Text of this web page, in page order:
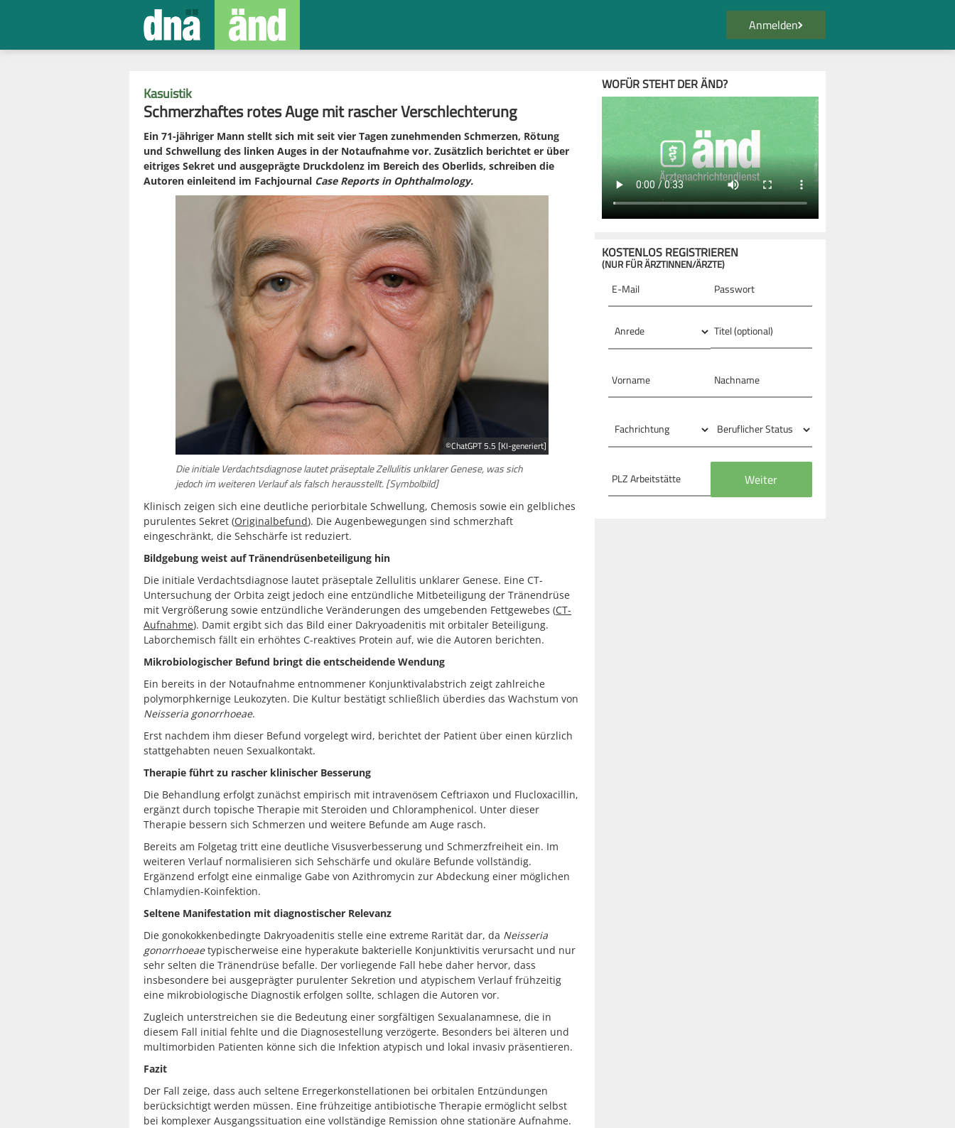
Anmelden
Kasuistik
Schmerzhaftes rotes Auge mit rascher Verschlechterung
Ein 71-jähriger Mann stellt sich mit seit vier Tagen zunehmenden Schmerzen, Rötung
und Schwellung des linken Auges in der Notaufnahme vor. Zusätzlich berichtet er über
eitriges Sekret und ausgeprägte Druckdolenz im Bereich des Oberlids, schreiben die
Autoren einleitend im Fachjournal Case Reports in Ophthalmology.
©ChatGPT 5.5 [KI-generiert]
Die initiale Verdachtsdiagnose lautet präseptale Zellulitis unklarer Genese, was sich
jedoch im weiteren Verlauf als falsch herausstellt. [Symbolbild]
Klinisch zeigen sich eine deutliche periorbitale Schwellung, Chemosis sowie ein gelbliches
purulentes Sekret (Originalbefund). Die Augenbewegungen sind schmerzhaft
eingeschränkt, die Sehschärfe ist reduziert.
Bildgebung weist auf Tränendrüsenbeteiligung hin
Die initiale Verdachtsdiagnose lautet präseptale Zellulitis unklarer Genese. Eine CT-
Untersuchung der Orbita zeigt jedoch eine entzündliche Mitbeteiligung der Tränendrüse
mit Vergrößerung sowie entzündliche Veränderungen des umgebenden Fettgewebes (CT-
Aufnahme). Damit ergibt sich das Bild einer Dakryoadenitis mit orbitaler Beteiligung.
Laborchemisch fällt ein erhöhtes C-reaktives Protein auf, wie die Autoren berichten.
Mikrobiologischer Befund bringt die entscheidende Wendung
Ein bereits in der Notaufnahme entnommener Konjunktivalabstrich zeigt zahlreiche
polymorphkernige Leukozyten. Die Kultur bestätigt schließlich überdies das Wachstum von
Neisseria gonorrhoeae.
Erst nachdem ihm dieser Befund vorgelegt wird, berichtet der Patient über einen kürzlich
stattgehabten neuen Sexualkontakt.
Therapie führt zu rascher klinischer Besserung
Die Behandlung erfolgt zunächst empirisch mit intravenösem Ceftriaxon und Flucloxacillin,
ergänzt durch topische Therapie mit Steroiden und Chloramphenicol. Unter dieser
Therapie bessern sich Schmerzen und weitere Befunde am Auge rasch.
Bereits am Folgetag tritt eine deutliche Visusverbesserung und Schmerzfreiheit ein. Im
weiteren Verlauf normalisieren sich Sehschärfe und okuläre Befunde vollständig.
Ergänzend erfolgt eine einmalige Gabe von Azithromycin zur Abdeckung einer möglichen
Chlamydien-Koinfektion.
Seltene Manifestation mit diagnostischer Relevanz
Die gonokokkenbedingte Dakryoadenitis stelle eine extreme Rarität dar, da Neisseria
gonorrhoeaetypischerweise eine hyperakute bakterielle Konjunktivitis verursacht und nur
sehr selten die Tränendrüse befalle. Der vorliegende Fall hebe daher hervor, dass
insbesondere bei ausgeprägter purulenter Sekretion und atypischem Verlauf frühzeitig
eine mikrobiologische Diagnostik erfolgen sollte, schlagen die Autoren vor.
Zugleich unterstreichen sie die Bedeutung einer sorgfältigen Sexualanamnese, die in
diesem Fall initial fehlte und die Diagnosestellung verzögerte. Besonders bei älteren und
multimorbiden Patienten könne sich die Infektion atypisch und lokal invasiv präsentieren.
Fazit
Der Fall zeige, dass auch seltene Erregerkonstellationen bei orbitalen Entzündungen
berücksichtigt werden müssen. Eine frühzeitige antibiotische Therapie ermöglicht selbst
bei komplexer Ausgangssituation eine vollständige Remission ohne stationäre Aufnahme.
WOFÜR STEHT DER ÄND?
KOSTENLOS REGISTRIEREN
(NUR FÜR ÄRZTINNEN/ÄRZTE)